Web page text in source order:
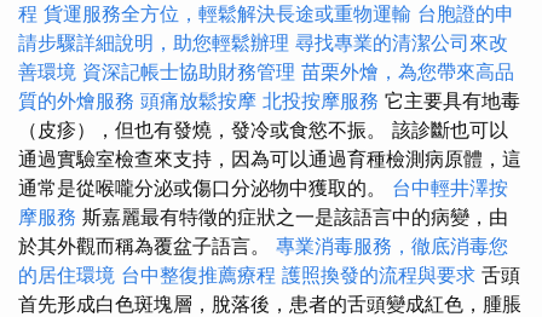
程 貨運服務全方位，輕鬆解決長途或重物運輸 台胞證的申
請步驟詳細說明，助您輕鬆辦理 尋找專業的清潔公司來改
善環境 資深記帳士協助財務管理 苗栗外燴，為您帶來高品
質的外燴服務 頭痛放鬆按摩 北投按摩服務 它主要具有地毒
（皮疹），但也有發燒，發冷或食慾不振。 該診斷也可以
通過實驗室檢查來支持，因為可以通過育種檢測病原體，這
通常是從喉嚨分泌或傷口分泌物中獲取的。 台中輕井澤按
摩服務 斯嘉麗最有特徵的症狀之一是該語言中的病變，由
於其外觀而稱為覆盆子語言。 專業消毒服務，徹底消毒您
的居住環境 台中整復推薦療程 護照換發的流程與要求 舌頭
首先形成白色斑塊層，脫落後，患者的舌頭變成紅色，腫脹